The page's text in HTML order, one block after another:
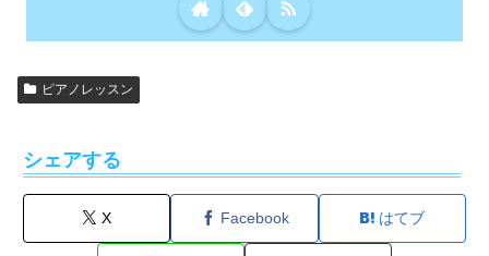
ピアノレッスン
シェアする
X Facebook はてブ